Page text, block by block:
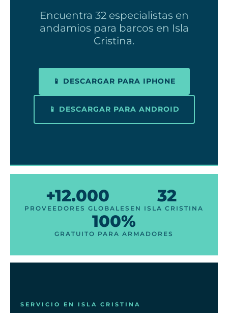
Encuentra 32 especialistas en
andamios para barcos en Isla
Cristina.
📱 DESCARGAR PARA IPHONE
📱 DESCARGAR PARA ANDROID
+12.000
PROVEEDORES GLOBALES
32
EN ISLA CRISTINA
100%
GRATUITO PARA ARMADORES
SERVICIO EN ISLA CRISTINA